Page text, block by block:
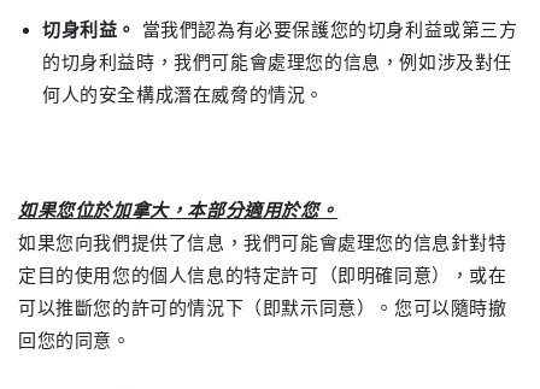
切身利益。
當我們認為有必要保護您的切身利益或第三方
的切身利益時，我們可能會處理您的信息，例如涉及對任
何人的安全構成潛在威脅的情況。
如果您位於加拿大，本部分適用於您。
如果您向我們提供了信息，我們可能會處理您的信息針對特
定目的使用您的個人信息的特定許可（即明確同意），或在
可以推斷您的許可的情況下（即默示同意）。您可以隨時撤
回您的同意。